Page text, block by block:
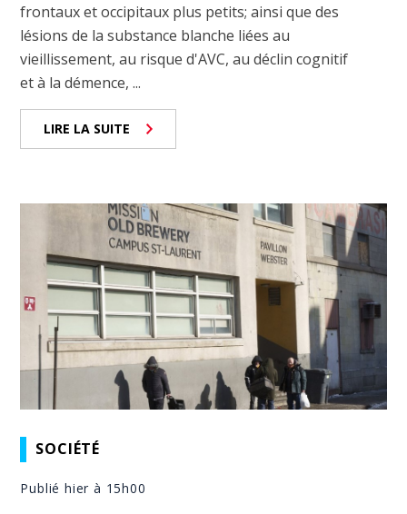
frontaux et occipitaux plus petits; ainsi que des
lésions de la substance blanche liées au
vieillissement, au risque d'AVC, au déclin cognitif
et à la démence, ...
LIRE LA SUITE
SOCIÉTÉ
Publié hier à 15h00